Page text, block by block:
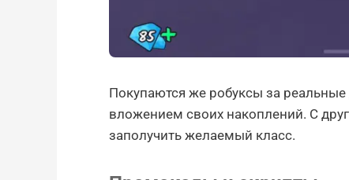
Покупаются же робуксы за
вложением своих накоплений. С
заполучить желаемый класс.